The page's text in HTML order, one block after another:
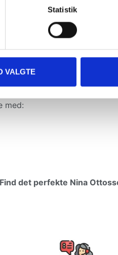
Statistik
VALGTE
med:
Find det perfekte Nina